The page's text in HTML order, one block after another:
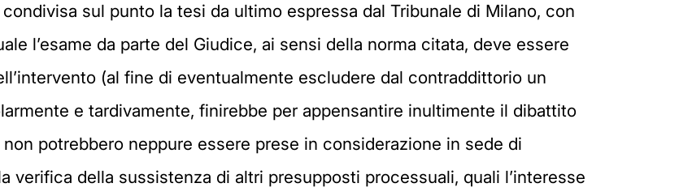
sul punto la tesi da ultimo espressa dal Tribunale di Milano, con
l’esame da parte del Giudice, ai sensi della norma citata, deve essere
(al fine di eventualmente escludere dal contraddittorio un
e tardivamente, finirebbe per appensantire inultimente il dibattito
potrebbero neppure essere prese in considerazione in sede di
verifica della sussistenza di altri presupposti processuali, quali l’interesse